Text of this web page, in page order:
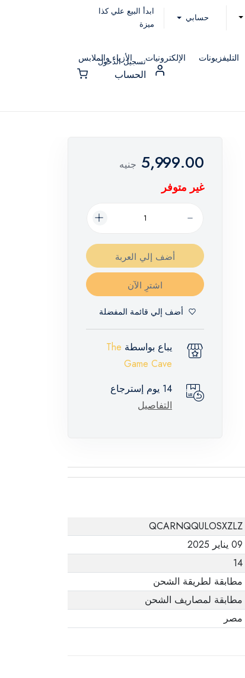
حسابي
ابدأ البيع علي كذا
ميزة
التليفزيونات الإلكترونيات الأزياء والملابس
تسجيل الدخول
الحساب
5,999.00 جنيه
غير متوفر
أضف إلي العربة
اشترِ الآن
أضف إلي قائمة المفضلة
يباع بواسطة The
Game Cave
14 يوم إسترجاع
التفاصيل
QCARNQQULOSXZLZ
09 يناير 2025
14
مطابقة لطريقة الشحن
مطابقة لمصاريف الشحن
مصر